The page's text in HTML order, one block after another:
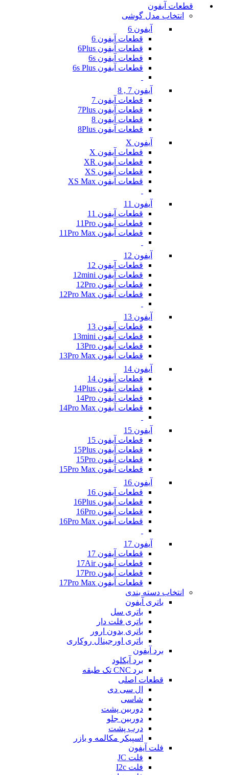
قطعات آیفون
انتخاب مدل گوشی
آیفون 6
قطعات آیفون 6
قطعات آیفون 6Plus
قطعات آیفون 6s
قطعات آیفون 6s Plus
آیفون 7 , 8
قطعات آیفون 7
قطعات آیفون 7Plus
قطعات آیفون 8
قطعات آیفون 8Plus
آیفون X
قطعات آیفون X
قطعات آیفون XR
قطعات آیفون XS
قطعات آیفون XS Max
آیفون 11
قطعات آیفون 11
قطعات آیفون 11Pro
قطعات آیفون 11Pro Max
آیفون 12
قطعات آیفون 12
قطعات آیفون 12mini
قطعات آیفون 12Pro
قطعات آیفون 12Pro Max
آیفون 13
قطعات آیفون 13
قطعات آیفون 13mini
قطعات آیفون 13Pro
قطعات آیفون 13Pro Max
آیفون 14
قطعات آیفون 14
قطعات آیفون 14Plus
قطعات آیفون 14Pro
قطعات آیفون 14Pro Max
آیفون 15
قطعات آیفون 15
قطعات آیفون 15Plus
قطعات آیفون 15Pro
قطعات آیفون 15Pro Max
آیفون 16
قطعات آیفون 16
قطعات آیفون 16Plus
قطعات آیفون 16Pro
قطعات آیفون 16Pro Max
آیفون 17
قطعات آیفون 17
قطعات آیفون 17Air
قطعات آیفون 17Pro
قطعات آیفون 17Pro Max
انتخاب دسته بندی
باتری آیفون
باتری سل
باتری فلت دار
باتری بدون ارور
باتری اورجینال روکاری
برد آیفون
برد آیکلود
برد CNC تک طبقه
قطعات اصلی
ال سی دی
شاسی
دوربین پشت
دوربین جلو
درب پشت
اسپیکر مکالمه و بازر
فلت آیفون
فلت JC
فلت I2c